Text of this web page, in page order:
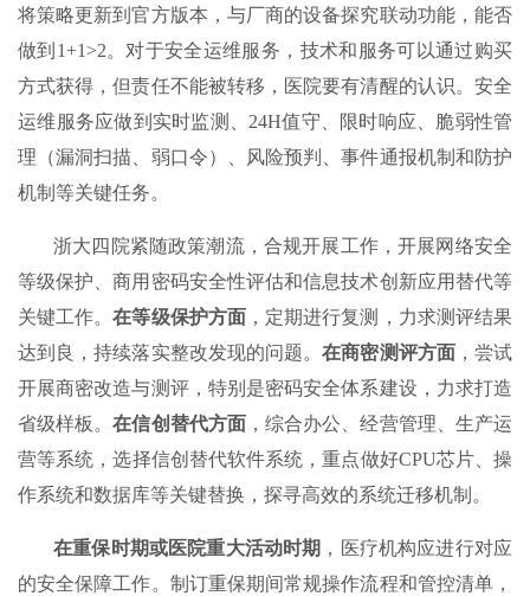
将策略更新到官方版本，与厂商的设备探究联动功能，能否
做到1+1>2。对于安全运维服务，技术和服务可以通过购买
方式获得，但责任不能被转移，医院要有清醒的认识。安全
运维服务应做到实时监测、24H值守、限时响应、脆弱性管
理（漏洞扫描、弱口令）、风险预判、事件通报机制和防护
机制等关键任务。
浙大四院紧随政策潮流，合规开展工作，开展网络安全
等级保护、商用密码安全性评估和信息技术创新应用替代等
关键工作。在等级保护方面 ，定期进行复测，力求测评结果
达到良，持续落实整改发现的问题。在商密测评方面 ，尝试
开展商密改造与测评，特别是密码安全体系建设，力求打造
省级样板。在信创替代方面 ，综合办公、经营管理、生产运
营等系统，选择信创替代软件系统，重点做好CPU芯片、操
作系统和数据库等关键替换，探寻高效的系统迁移机制。
在重保时期或医院重大活动时期 ，医疗机构应进行对应
的安全保障工作。制订重保期间常规操作流程和管控清单，